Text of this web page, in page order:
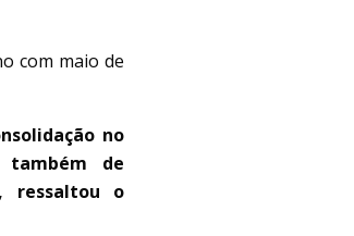
com maio de
no
de
ressaltou o